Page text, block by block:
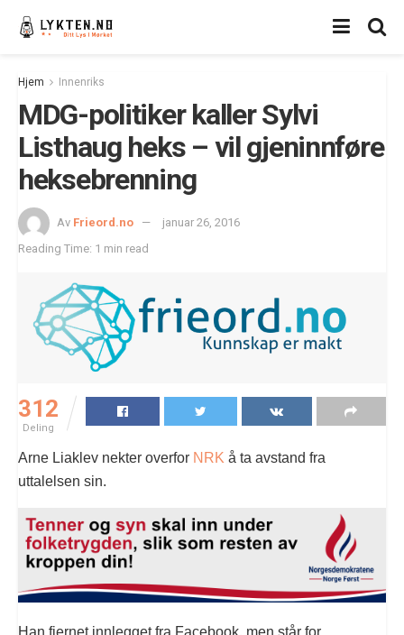
Hjem Innenriks
MDG-politiker kaller Sylvi
Listhaug heks – vil gjeninnføre
heksebrenning
Av Frieord.no
januar 26, 2016
Reading Time: 1 min read
312
Deling
Arne Liaklev nekter overfor NRK å ta avstand fra
uttalelsen sin.
Han fjernet innlegget fra Facebook, men står for